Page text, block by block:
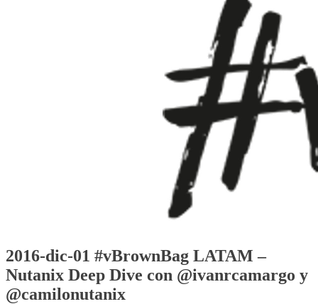
2016-dic-01 #vBrownBag LATAM –
Nutanix Deep Dive con @ivanrcamargo y
@camilonutanix